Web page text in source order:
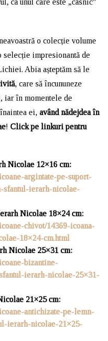
ca unul care este „casnic”
o colecție volume
selecție impresionantă de
Abia așteptăm să le
, care să încununeze
iar în momentele de
înaintea ei,având nădejdea în
!Click pe linkuri pentru
Nicolae 12×16 cm:
argintate-pe-suport-
sfantul-ierarh-nicolae-
Nicolae 18×24 cm:
chivot/14369-icoana-
18×24-cm.html
Nicolae 25×31 cm:
bizantine-
ierarh-nicolae-25×31-
21×25 cm:
antichizate-pe-lemn-
ierarh-nicolae-21×25-